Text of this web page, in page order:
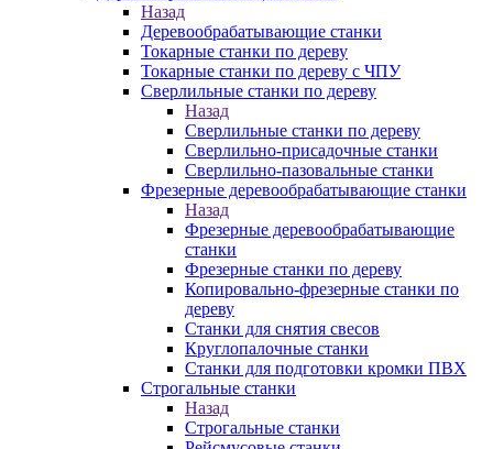
Назад
Деревообрабатывающие станки
Токарные станки по дереву
Токарные станки по дереву с ЧПУ
Сверлильные станки по дереву
Назад
Сверлильные станки по дереву
Сверлильно-присадочные станки
Сверлильно-пазовальные станки
Фрезерные деревообрабатывающие станки
Назад
Фрезерные деревообрабатывающие
станки
Фрезерные станки по дереву
Копировально-фрезерные станки по
дереву
Станки для снятия свесов
Круглопалочные станки
Станки для подготовки кромки ПВХ
Строгальные станки
Назад
Строгальные станки